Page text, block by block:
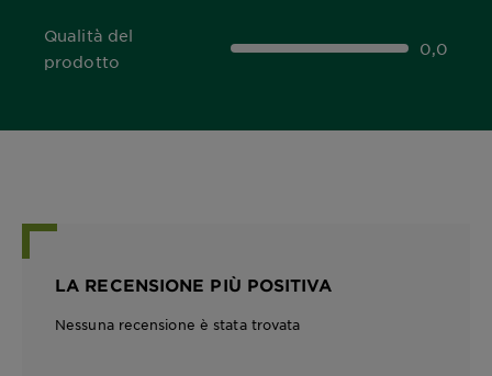
Qualità del
prodotto
0,0 out of 5 stars 0,0
LA RECENSIONE PIÙ POSITIVA
Nessuna recensione è stata trovata